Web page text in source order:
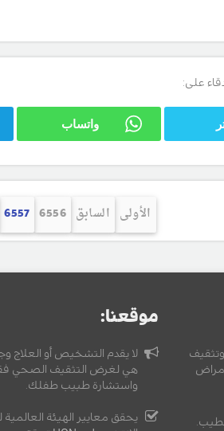
على:
واتساب
الأولى السابق 6556
6557
موقعنا:
لا يقدم التشخيص أو العلاج
هي لغرض التثقيف الصحي
واستشارة طبيب طفلك.
يحقق معايير الهيئة